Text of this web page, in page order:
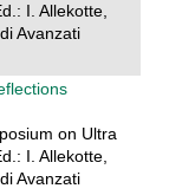
I. Allekotte,
Avanzati
on Ultra
I. Allekotte,
Avanzati